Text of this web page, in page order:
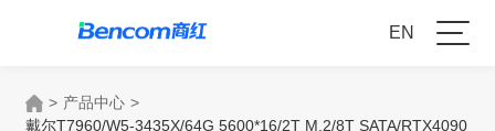
EN
> 产品中心 >
戴尔T7960/W5-3435X/64G 5600*16/2T M.2/8T SATA/RTX4090